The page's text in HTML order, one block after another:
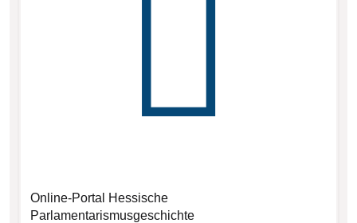
Online-Portal Hessische
Parlamentarismusgeschichte